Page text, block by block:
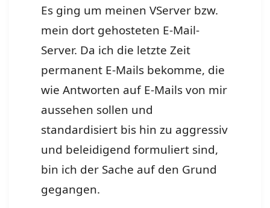
Es ging um meinen VServer bzw.
mein dort gehosteten E-Mail-
Server. Da ich die letzte Zeit
permanent E-Mails bekomme, die
wie Antworten auf E-Mails von mir
aussehen sollen und
standardisiert bis hin zu aggressiv
und beleidigend formuliert sind,
bin ich der Sache auf den Grund
gegangen.